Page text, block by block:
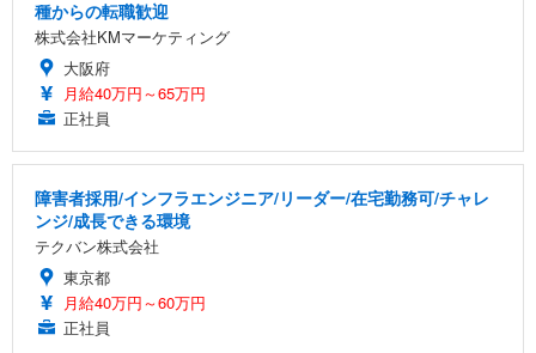
種からの転職歓迎
株式会社KMマーケティング
大阪府
月給40万円～65万円
正社員
障害者採用/インフラエンジニア/リーダー/在宅勤務可/チャレ
ンジ/成長できる環境
テクバン株式会社
東京都
月給40万円～60万円
正社員